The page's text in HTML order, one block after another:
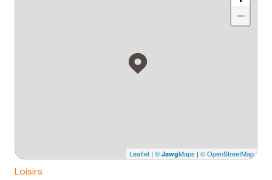
−
Leaflet | © JawgMaps | © OpenStreetMap
Loisirs